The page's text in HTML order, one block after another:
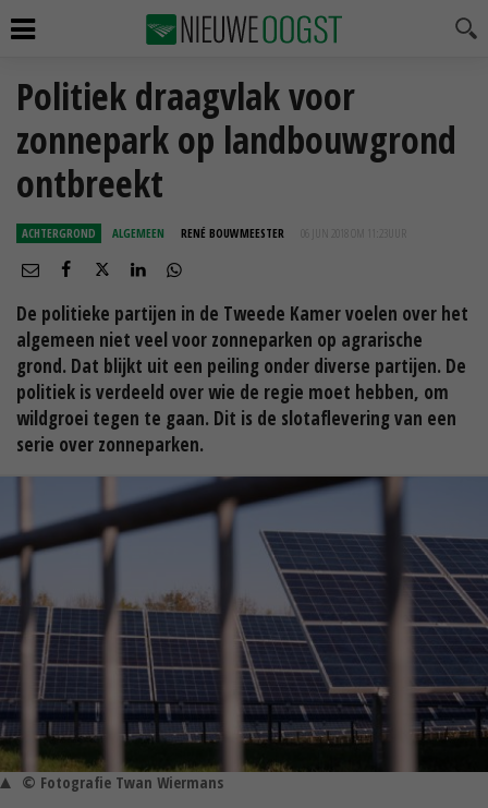
Politiek draagvlak voor
zonnepark op landbouwgrond
ontbreekt
ACHTERGROND ALGEMEEN RENÉ BOUWMEESTER 06 JUN 2018 OM 11:23
De politieke partijen in de Tweede Kamer voelen over het
algemeen niet veel voor zonneparken op agrarische
grond. Dat blijkt uit een peiling onder diverse partijen. De
politiek is verdeeld over wie de regie moet hebben, om
wildgroei tegen te gaan. Dit is de slotaflevering van een
serie over zonneparken.
© Fotografie Twan Wiermans